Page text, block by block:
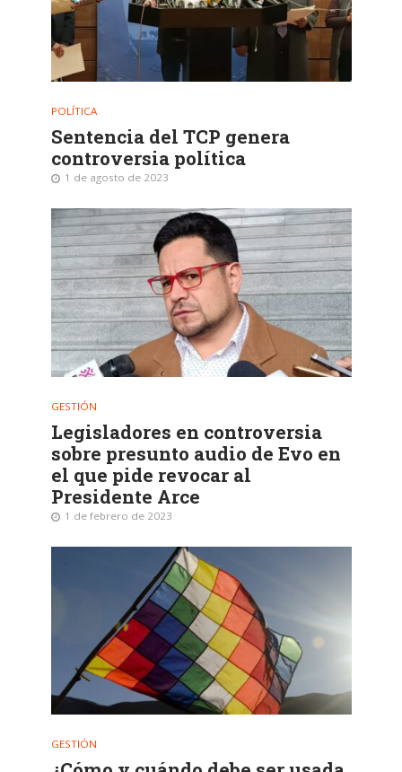
POLÍTICA
Sentencia del TCP genera
controversia política
1 de agosto de 2023
GESTIÓN
Legisladores en controversia
sobre presunto audio de Evo en
el que pide revocar al
Presidente Arce
1 de febrero de 2023
GESTIÓN